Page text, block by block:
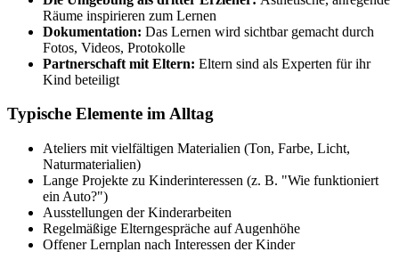
Räume inspirieren zum Lernen
Dokumentation: Das Lernen wird sichtbar gemacht durch
Fotos, Videos, Protokolle
Partnerschaft mit Eltern: Eltern sind als Experten für ihr
Kind beteiligt
Typische Elemente im Alltag
Ateliers mit vielfältigen Materialien (Ton, Farbe, Licht,
Naturmaterialien)
Lange Projekte zu Kinderinteressen (z. B. "Wie funktioniert
ein Auto?")
Ausstellungen der Kinderarbeiten
Regelmäßige Elterngespräche auf Augenhöhe
Offener Lernplan nach Interessen der Kinder